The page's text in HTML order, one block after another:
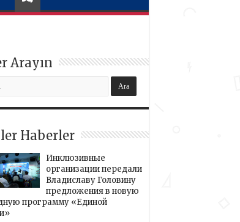
Arayın
Haberler
Инклюзивные
организации передали
Владиславу Головину
предложения в новую
программу «Единой